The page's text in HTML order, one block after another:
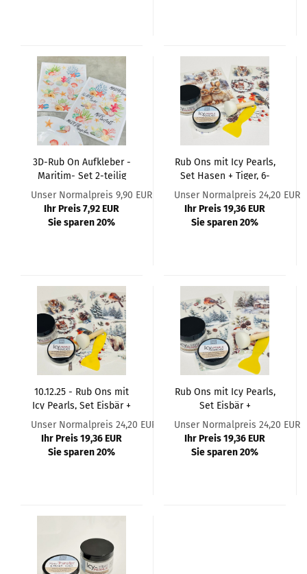
3D-Rub On Aufkleber -
Maritim- Set 2-teilig
Unser Normalpreis 9,90 EUR
Ihr Preis 7,92 EUR
Sie sparen 20%
Rub Ons mit Icy Pearls,
Set Hasen + Tiger, 6-
teilig
Unser Normalpreis 24,20 EUR
Ihr Preis 19,36 EUR
Sie sparen 20%
10.12.25 - Rub Ons mit
Icy Pearls, Set Eisbär +
Tiger, 6-teilig
Unser Normalpreis 24,20 EUR
Ihr Preis 19,36 EUR
Sie sparen 20%
Rub Ons mit Icy Pearls,
Set Eisbär +
Eichhörnchen, 6-teilig
Unser Normalpreis 24,20 EUR
Ihr Preis 19,36 EUR
Sie sparen 20%